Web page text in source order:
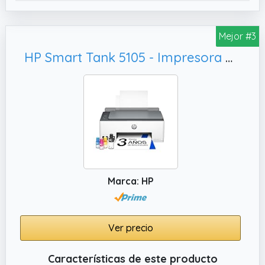
Tinta Original HP contienen plástico reciclado
✔️ ELIGE HP+ en la configuración para activar
los beneficios; HP+ requiere una cuenta de
HP, una conexión permanente a Internet y el
uso exclusivo de Tinta Original HP durante
toda la vida útil de la impresora; Más
información legal en la página de HP en la
sección de HP+
Mejor #3
HP Smart Tank 5105 - Impresora multifunción 3 en 1 (Wi-Fi, impresión
Marca: HP
Ver precio
Características de este producto